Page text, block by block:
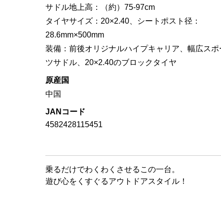
サドル地上高：（約）75-97cm
タイヤサイズ：20×2.40、シートポスト径：
28.6mm×500mm
装備：前後オリジナルハイプキャリア、幅広スポ
ツサドル、20×2.40のブロックタイヤ
原産国
中国
JANコード
4582428115451
乗るだけでわくわくさせるこの一台。
遊び心をくすぐるアウトドアスタイル！